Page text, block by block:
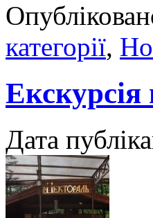
категорії,
Екскурсія
Дата